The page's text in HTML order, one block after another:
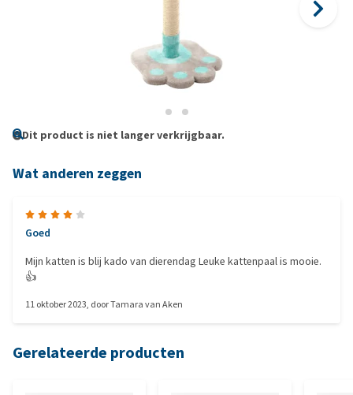
Dit product is niet langer verkrijgbaar.
Wat anderen zeggen
Goed
Mijn katten is blij kado van dierendag Leuke kattenpaal is mooie.
👍
11 oktober 2023, doorTamara van Aken
Gerelateerde producten